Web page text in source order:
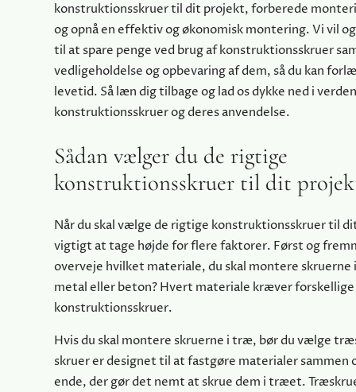
konstruktionsskruer til dit projekt, forberede
og opnå en effektiv og økonomisk montering. Vi vil
til at spare penge ved brug af konstruktionsskruer
vedligeholdelse og opbevaring af dem, så du kan
levetid. Så læn dig tilbage og lad os dykke ned i
konstruktionsskruer og deres anvendelse.
Sådan vælger du de rigtige
konstruktionsskruer til dit
Når du skal vælge de rigtige konstruktionsskruer til
vigtigt at tage højde for flere faktorer. Først og
overveje hvilket materiale, du skal montere
metal eller beton? Hvert materiale kræver
konstruktionsskruer.
Hvis du skal montere skruerne i træ, bør du vælge
skruer er designet til at fastgøre materialer sammen
ende, der gør det nemt at skrue dem i træet.